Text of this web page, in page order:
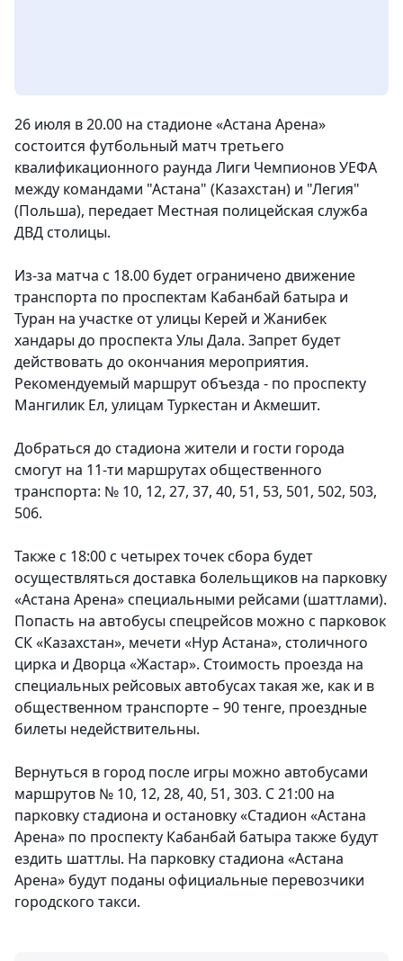
26 июля в 20.00 на стадионе «Астана Арена»
состоится футбольный матч третьего
квалификационного раунда Лиги Чемпионов УЕФА
между командами "Астана" (Казахстан) и "Легия"
(Польша), передает Местная полицейская служба
ДВД столицы.
Из-за матча с 18.00 будет ограничено движение
транспорта по проспектам Кабанбай батыра и
Туран на участке от улицы Керей и Жанибек
хандары до проспекта Улы Дала. Запрет будет
действовать до окончания мероприятия.
Рекомендуемый маршрут объезда - по проспекту
Мангилик Ел, улицам Туркестан и Акмешит.
Добраться до стадиона жители и гости города
смогут на 11-ти маршрутах общественного
транспорта: № 10, 12, 27, 37, 40, 51, 53, 501, 502, 503,
506.
Также с 18:00 с четырех точек сбора будет
осуществляться доставка болельщиков на парковку
«Астана Арена» специальными рейсами (шаттлами).
Попасть на автобусы спецрейсов можно с парковок
СК «Казахстан», мечети «Нур Астана», столичного
цирка и Дворца «Жастар». Стоимость проезда на
специальных рейсовых автобусах такая же, как и в
общественном транспорте – 90 тенге, проездные
билеты недействительны.
Вернуться в город после игры можно автобусами
маршрутов № 10, 12, 28, 40, 51, 303. С 21:00 на
парковку стадиона и остановку «Стадион «Астана
Арена» по проспекту Кабанбай батыра также будут
ездить шаттлы. На парковку стадиона «Астана
Арена» будут поданы официальные перевозчики
городского такси.